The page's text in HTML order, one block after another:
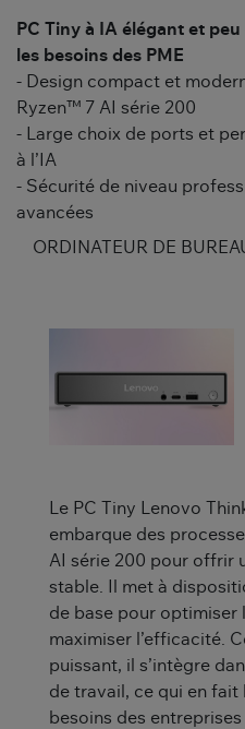
PC Tiny à IA élégant et
les besoins des PME
- Design compact et
Ryzen™ 7 AI série 200
- Large choix de ports et
à l’IA
- Sécurité de niveau
avancées
ORDINATEUR DE
Le PC Tiny Lenovo
embarque des
AI série 200 pour offrir
stable. Il met à
de base pour optimiser
maximiser l’efficacité.
puissant, il s’intègre
de travail, ce qui en fait
besoins des